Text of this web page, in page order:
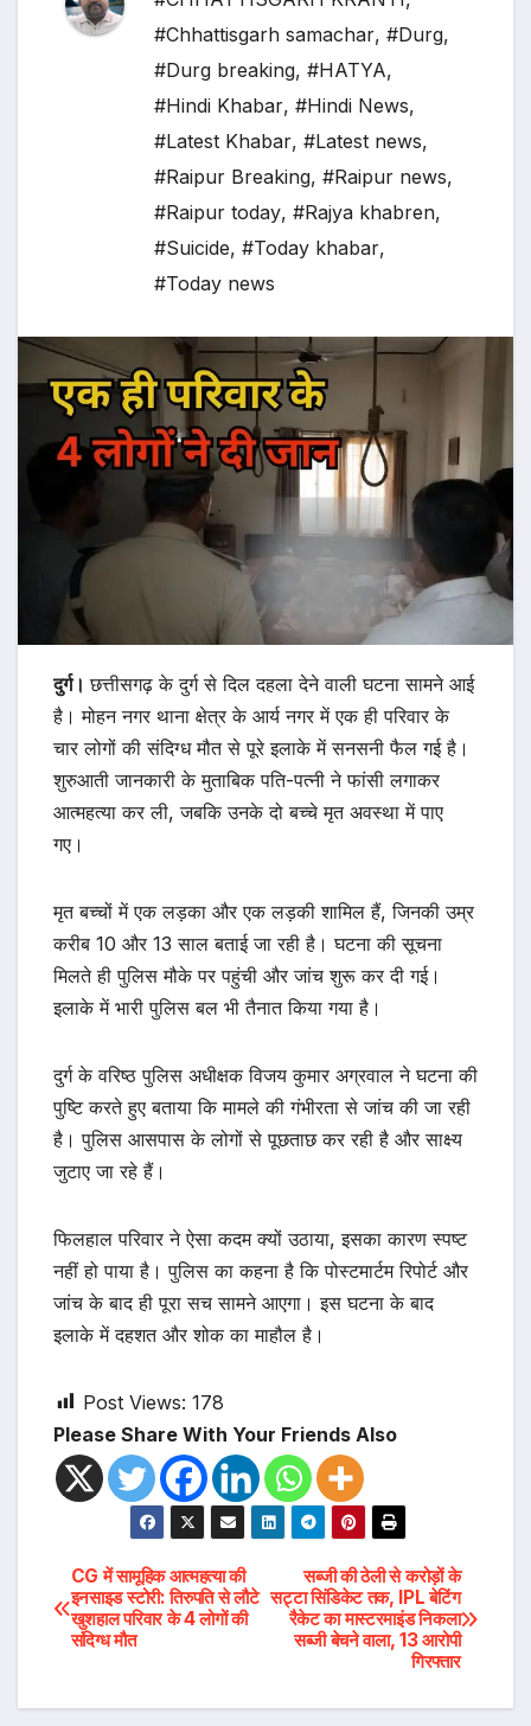
#Chhattisgarh samachar, #Durg,
#Durg breaking, #HATYA,
#Hindi Khabar, #Hindi News,
#Latest Khabar, #Latest news,
#Raipur Breaking, #Raipur news,
#Raipur today, #Rajya khabren,
#Suicide, #Today khabar,
#Today news
दुर्ग।छत्तीसगढ़ के दुर्ग से दिल दहला देने वाली घटना सामने आई
है। मोहन नगर थाना क्षेत्र के आर्य नगर में एक ही परिवार के
चार लोगों की संदिग्ध मौत से पूरे इलाके में सनसनी फैल गई है।
शुरुआती जानकारी के मुताबिक पति-पत्नी ने फांसी लगाकर
आत्महत्या कर ली, जबकि उनके दो बच्चे मृत अवस्था में पाए
गए।
मृत बच्चों में एक लड़का और एक लड़की शामिल हैं, जिनकी उम्र
करीब 10 और 13 साल बताई जा रही है। घटना की सूचना
मिलते ही पुलिस मौके पर पहुंची और जांच शुरू कर दी गई।
इलाके में भारी पुलिस बल भी तैनात किया गया है।
दुर्ग के वरिष्ठ पुलिस अधीक्षक विजय कुमार अग्रवाल ने घटना की
पुष्टि करते हुए बताया कि मामले की गंभीरता से जांच की जा रही
है। पुलिस आसपास के लोगों से पूछताछ कर रही है और साक्ष्य
जुटाए जा रहे हैं।
फिलहाल परिवार ने ऐसा कदम क्यों उठाया, इसका कारण स्पष्ट
नहीं हो पाया है। पुलिस का कहना है कि पोस्टमार्टम रिपोर्ट और
जांच के बाद ही पूरा सच सामने आएगा। इस घटना के बाद
इलाके में दहशत और शोक का माहौल है।
Post Views: 178
Please Share With Your Friends Also
Post
navigation
सब्जी की ठेली से करोड़ों के
सट्टा सिंडिकेट तक, IPL बेटिंग
रैकेट का मास्टरमाइंड निकला
सब्जी बेचने वाला, 13 आरोपी
गिरफ्तार
CG में सामूहिक आत्महत्या की
इनसाइड स्टोरी: तिरुपति से लौटे
खुशहाल परिवार के 4 लोगों की
संदिग्ध मौत